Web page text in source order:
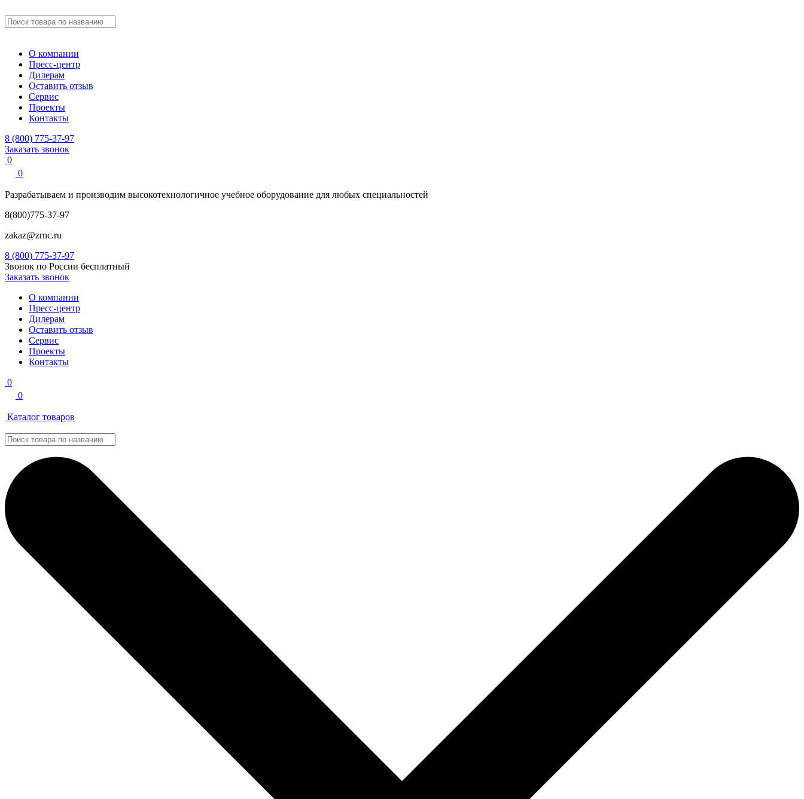
О компании
Пресс-центр
Дилерам
Оставить отзыв
Сервис
Проекты
Контакты
8 (800) 775-37-97
Заказать звонок
0
0
Разрабатываем и производим высокотехнологичное учебное оборудование для любых специальностей
8(800)775-37-97
zakaz@zrnc.ru
8 (800) 775-37-97
Звонок по России бесплатный
Заказать звонок
О компании
Пресс-центр
Дилерам
Оставить отзыв
Сервис
Проекты
Контакты
0
0
Каталог товаров